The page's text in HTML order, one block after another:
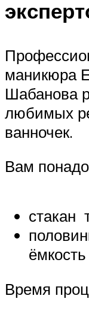
маникюра
Шабанова
любимых
ванночек.
Вам
стакан
Время